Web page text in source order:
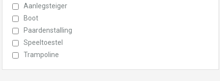
Aanlegsteiger
Boot
Paardenstalling
Speeltoestel
Trampoline